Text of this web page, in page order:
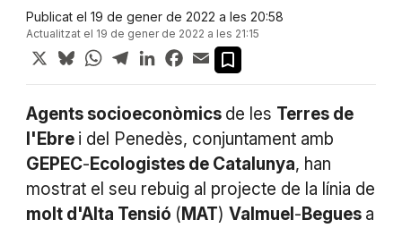
Publicat el 19 de gener de 2022 a les 20:58
Actualitzat el 19 de gener de 2022 a les 21:15
X BlueskyWhatsApp
TelegramLinkedInFacebook
Email
Agents socioeconòmics de les Terres de
l'Ebre i del Penedès, conjuntament amb
GEPEC-Ecologistes de Catalunya, han
mostrat el seu rebuig al projecte de la línia de
molt d'Alta Tensió (MAT) Valmuel -Begues a